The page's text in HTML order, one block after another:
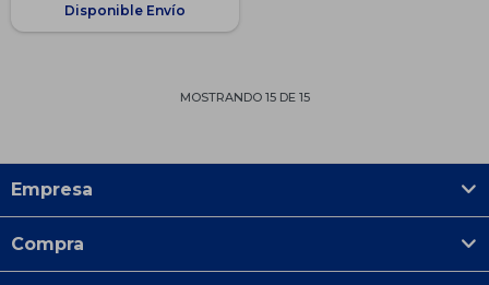
Disponible Envío
MOSTRANDO 15DE 15
Empresa
Compra